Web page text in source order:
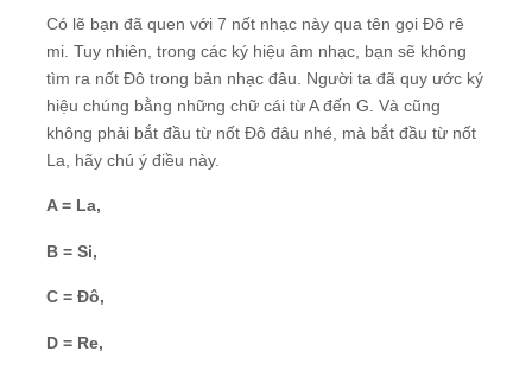
Có lẽ bạn đã quen với 7 nốt nhạc này qua tên gọi Đô rê
mi. Tuy nhiên, trong các ký hiệu âm nhạc, bạn sẽ không
tìm ra nốt Đô trong bản nhạc đâu. Người ta đã quy ước ký
hiệu chúng bằng những chữ cái từ A đến G. Và cũng
không phải bắt đầu từ nốt Đô đâu nhé, mà bắt đầu từ nốt
La, hãy chú ý điều này.
A = La,
B = Si,
C = Đô,
D = Re,